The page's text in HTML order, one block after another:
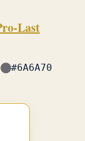
Last
#6A6A70